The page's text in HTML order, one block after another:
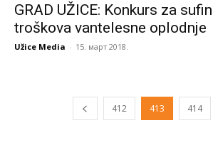
GRAD UŽICE: Konkurs za
troškova vantelesne oplodnje
Užice Media - 15. март 2018.
412 413 414